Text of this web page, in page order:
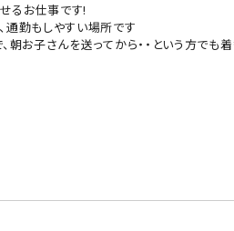
るお仕事です!
勤もしやすい場所です
お子さんを送ってから・・という方でも